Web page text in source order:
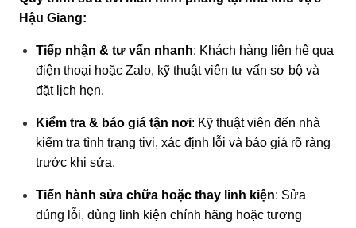
Hậu Giang:
Tiếp nhận & tư vấn nhanh: Khách hàng liên hệ qua
điện thoại hoặc Zalo, kỹ thuật viên tư vấn sơ bộ và
đặt lịch hẹn.
Kiểm tra & báo giá tận nơi: Kỹ thuật viên đến nhà
kiểm tra tình trạng tivi, xác định lỗi và báo giá rõ ràng
trước khi sửa.
Tiến hành sửa chữa hoặc thay linh kiện: Sửa
đúng lỗi, dùng linh kiện chính hãng hoặc tương